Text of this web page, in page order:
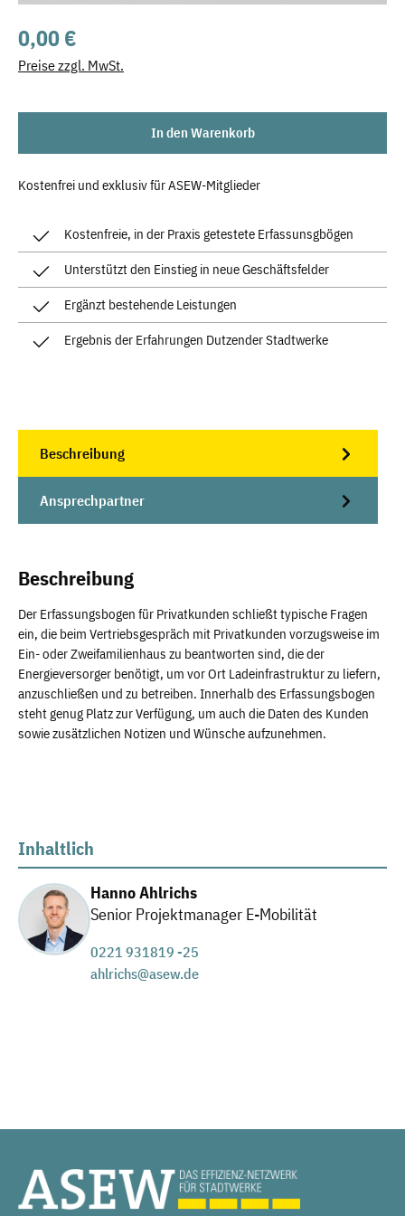
Regulärer Preis:
0,00 €
Preise zzgl. MwSt.
In den Warenkorb
Kostenfrei und exklusiv für ASEW-Mitglieder
Kostenfreie, in der Praxis getestete Erfassunsgbögen
Unterstützt den Einstieg in neue Geschäftsfelder
Ergänzt bestehende Leistungen
Ergebnis der Erfahrungen Dutzender Stadtwerke
Beschreibung
Ansprechpartner
Beschreibung
Der Erfassungsbogen für Privatkunden schließt typische Fragen
ein, die beim Vertriebsgespräch mit Privatkunden vorzugsweise im
Ein- oder Zweifamilienhaus zu beantworten sind, die der
Energieversorger benötigt, um vor Ort Ladeinfrastruktur zu liefern,
anzuschließen und zu betreiben. Innerhalb des Erfassungsbogen
steht genug Platz zur Verfügung, um auch die Daten des Kunden
sowie zusätzlichen Notizen und Wünsche aufzunehmen.
Inhaltlich
Hanno Ahlrichs
Senior Projektmanager E-Mobilität
0221 931819 -25
ahlrichs@asew.de